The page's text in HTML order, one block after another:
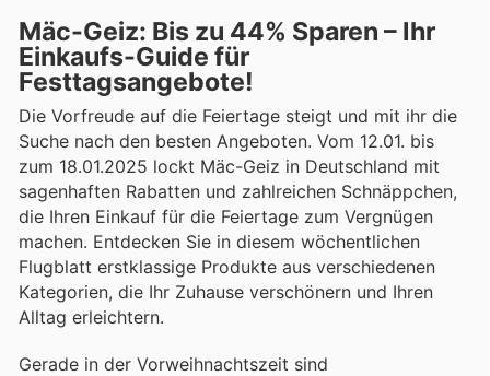
Mäc-Geiz: Bis zu 44% Sparen – Ihr
Einkaufs-Guide für
Festtagsangebote!
Die Vorfreude auf die Feiertage steigt und mit ihr die
Suche nach den besten Angeboten. Vom 12.01. bis
zum 18.01.2025 lockt Mäc-Geiz in Deutschland mit
sagenhaften Rabatten und zahlreichen Schnäppchen,
die Ihren Einkauf für die Feiertage zum Vergnügen
machen. Entdecken Sie in diesem wöchentlichen
Flugblatt erstklassige Produkte aus verschiedenen
Kategorien, die Ihr Zuhause verschönern und Ihren
Alltag erleichtern.
Gerade in der Vorweihnachtszeit sind